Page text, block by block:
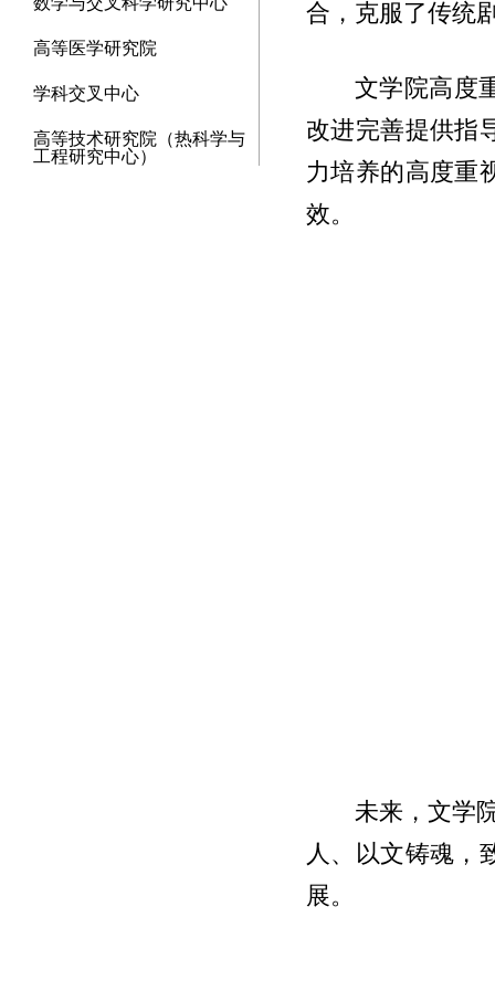
高等医学研究院
学科交叉中心
高等技术研究院（热科学与
工程研究中心）
合，克服了传统
文学院高度
改进完善提供指
力培养的高度重
效。
未来，文学
人、以文铸魂，
展。